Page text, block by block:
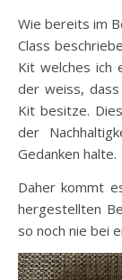
Wie bereits im
Class
Kit welches ich
der weiss,
Kit besitze.
der
Gedanken halte.
Daher kommt
hergestellten
so noch nie bei